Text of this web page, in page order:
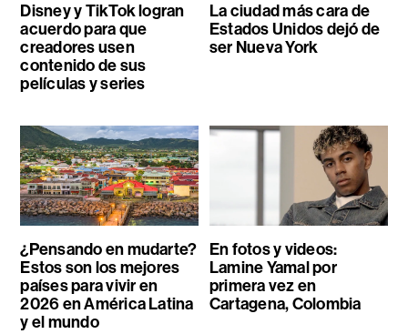
Disney y TikTok logran
acuerdo para que
creadores usen
contenido de sus
películas y series
La ciudad más cara de
Estados Unidos dejó de
ser Nueva York
¿Pensando en mudarte?
Estos son los mejores
países para vivir en
2026 en América Latina
y el mundo
En fotos y videos:
Lamine Yamal por
primera vez en
Cartagena, Colombia